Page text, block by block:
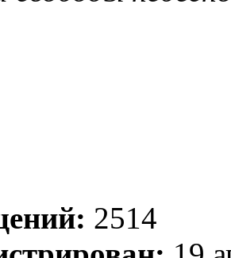
2514